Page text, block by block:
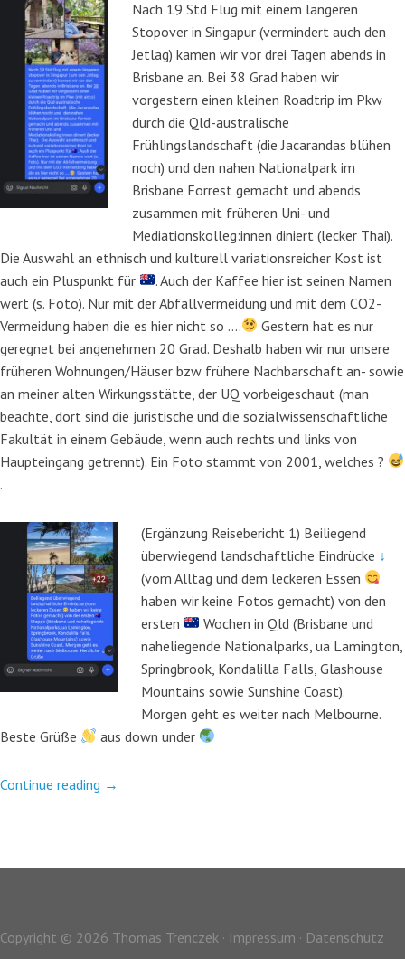
Nach 19 Std Flug mit einem längeren
Stopover in Singapur (vermindert auch den
Jetlag) kamen wir vor drei Tagen abends in
Brisbane an. Bei 38 Grad haben wir
vorgestern einen kleinen Roadtrip im Pkw
durch die Qld-australische
Frühlingslandschaft (die Jacarandas blühen
noch) und den nahen Nationalpark im
Brisbane Forrest gemacht und abends
zusammen mit früheren Uni- und
Mediationskolleg:innen diniert (lecker Thai).
Die Auswahl an ethnisch und kulturell variationsreicher Kost ist
auch ein Pluspunkt für
. Auch der Kaffee hier ist seinen Namen
wert (s. Foto). Nur mit der Abfallvermeidung und mit dem CO2-
Vermeidung haben die es hier nicht so ….
Gestern hat es nur
geregnet bei angenehmen 20 Grad. Deshalb haben wir nur unsere
früheren Wohnungen/Häuser bzw frühere Nachbarschaft an- sowie
an meiner alten Wirkungsstätte, der UQ vorbeigeschaut (man
beachte, dort sind die juristische und die sozialwissenschaftliche
Fakultät in einem Gebäude, wenn auch rechts und links von
Haupteingang getrennt). Ein Foto stammt von 2001, welches ?
.
(Ergänzung Reisebericht 1) Beiliegend
überwiegend landschaftliche Eindrücke ↓
(vom Alltag und dem leckeren Essen
haben wir keine Fotos gemacht) von den
ersten
Wochen in Qld (Brisbane und
naheliegende Nationalparks, ua Lamington,
Springbrook, Kondalilla Falls, Glashouse
Mountains sowie Sunshine Coast).
Morgen geht es weiter nach Melbourne.
Beste Grüße
aus down under
Continue reading →
Copyright © 2026 Thomas Trenczek · Impressum · Datenschutz